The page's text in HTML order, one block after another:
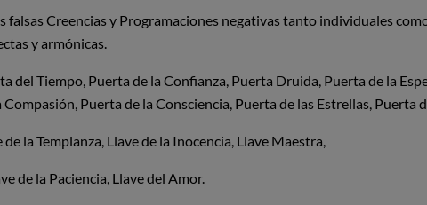
falsas Creencias y Programaciones negativas tanto individuales
y armónicas.
del Tiempo, Puerta de la Confianza, Puerta Druida, Puerta de la
Compasión, Puerta de la Consciencia, Puerta de las Estrellas,
la Templanza, Llave de la Inocencia, Llave Maestra,
de la Paciencia, Llave del Amor.